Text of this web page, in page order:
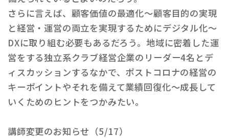
さらに言えば、顧客価値の最適化～顧客目的の実現
と経営・運営の両立を実現するためにデジタル化～
DXに取り組む必要もあるだろう。地域に密着した運
営をする独立系クラブ経営企業のリーダー4名とデ
ィスカッションするなかで、ポストコロナの経営の
キーポイントやそれを備えて業績回復化～成長して
いくためのヒントをつかみたい。
講師変更のお知らせ（5/17）